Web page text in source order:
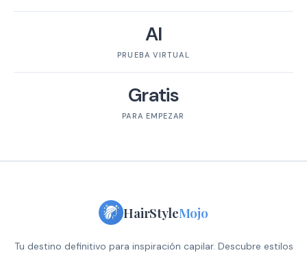
AI
PRUEBA VIRTUAL
Gratis
PARA EMPEZAR
HairStyleMojo
Tu destino definitivo para inspiración capilar. Descubre estilos